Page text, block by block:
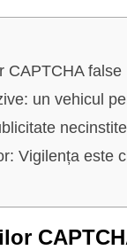
CAPTCHA false
un vehicul
necinstite
Vigilența este